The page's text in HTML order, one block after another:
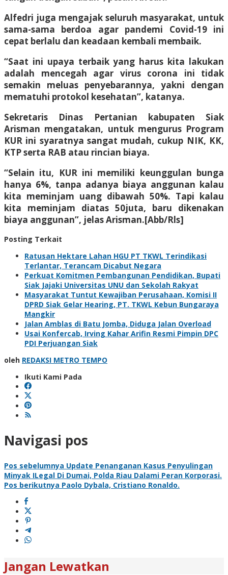
Alfedri juga mengajak seluruh masyarakat, untuk
sama-sama berdoa agar pandemi Covid-19 ini
cepat berlalu dan keadaan kembali membaik.
“Saat ini upaya terbaik yang harus kita lakukan
adalah mencegah agar virus corona ini tidak
semakin meluas penyebarannya, yakni dengan
mematuhi protokol kesehatan”, katanya.
Sekretaris Dinas Pertanian kabupaten Siak
Arisman mengatakan, untuk mengurus Program
KUR ini syaratnya sangat mudah, cukup NIK, KK,
KTP serta RAB atau rincian biaya.
“Selain itu, KUR ini memiliki keunggulan bunga
hanya 6%, tanpa adanya biaya anggunan kalau
kita meminjam uang dibawah 50%. Tapi kalau
kita meminjam diatas 50juta, baru dikenakan
biaya anggunan”, jelas Arisman.[Abb/Rls]
Posting Terkait
Ratusan Hektare Lahan HGU PT TKWL Terindikasi
Terlantar, Terancam Dicabut Negara
Perkuat Komitmen Pembangunan Pendidikan, Bupati
Siak Jajaki Universitas UNU dan Sekolah Rakyat
Masyarakat Tuntut Kewajiban Perusahaan, Komisi II
DPRD Siak Gelar Hearing, PT. TKWL Kebun Bungaraya
Mangkir
Jalan Amblas di Batu Jomba, Diduga Jalan Overload
Usai Konfercab, Irving Kahar Arifin Resmi Pimpin DPC
PDI Perjuangan Siak
oleh REDAKSI METRO TEMPO
Ikuti Kami Pada
Navigasi pos
Pos sebelumnya Update Penanganan Kasus Penyulingan
Minyak ILegal Di Dumai, Polda Riau Dalami Peran Korporasi.
Pos berikutnya Paolo Dybala, Cristiano Ronaldo.
Jangan Lewatkan